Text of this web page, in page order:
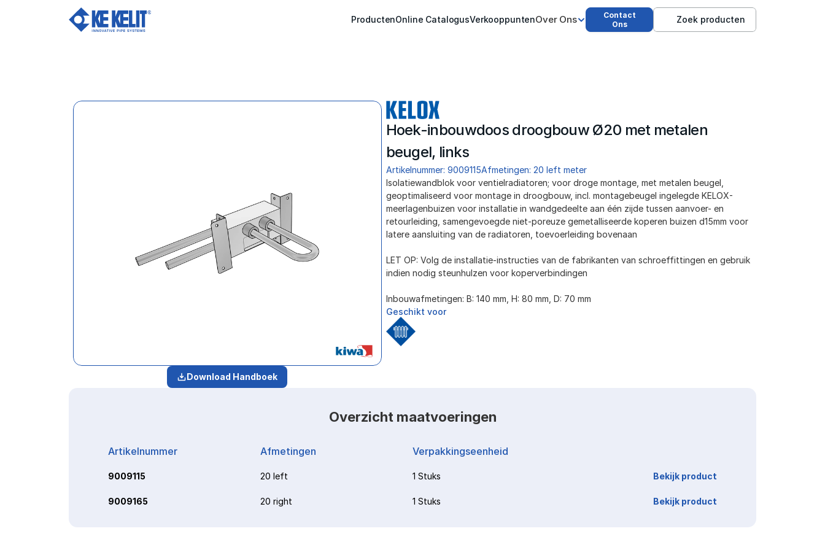
ProductenOnline CatalogusVerkooppuntenOver Ons
Contact
Ons
Zoek producten
Download Handboek
Hoek-inbouwdoos droogbouw Ø20 met metalen
beugel, links
Artikelnummer: 9009115Afmetingen: 20 left meter
Isolatiewandblok voor ventielradiatoren; voor droge montage, met metalen beugel,
geoptimaliseerd voor montage in droogbouw, incl. montagebeugel ingelegde KELOX-
meerlagenbuizen voor installatie in wandgedeelte aan één zijde tussen aanvoer- en
retourleiding, samengevoegde niet-poreuze gemetalliseerde koperen buizen d15mm voor
latere aansluiting van de radiatoren, toevoerleiding bovenaan
LET OP: Volg de installatie-instructies van de fabrikanten van schroeffittingen en gebruik
indien nodig steunhulzen voor koperverbindingen
Inbouwafmetingen: B: 140 mm, H: 80 mm, D: 70 mm
Geschikt voor
Overzicht maatvoeringen
Artikelnummer Afmetingen Verpakkingseenheid
9009115 20 left 1 Stuks Bekijk product
9009165 20 right 1 Stuks Bekijk product